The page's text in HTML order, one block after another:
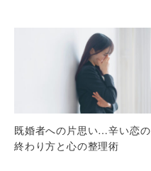
既婚者への片思い…辛い恋の
終わり方と心の整理術